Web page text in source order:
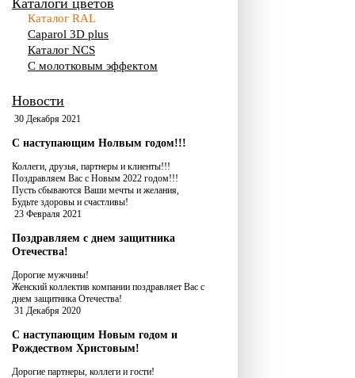
Каталоги цветов
Каталог RAL
Caparol 3D plus
Каталог NCS
С молотковым эффектом
Новости
30 Декабря 2021
С наступающим Нолвым годом!!!
Коллеги, друзья, партнеры и клиенты!!!
Поздравляем Вас с Новым 2022 годом!!!
Пусть сбываются Ваши мечты и желания,
Будьте здоровы и счастливы!
23 Февраля 2021
Поздравляем с днем защитника
Отечества!
Дорогие мужчины!
Женский коллектив компании поздравляет Вас с
днем защитника Отечества!
31 Декабря 2020
С наступающим Новым годом и
Рождеством Христовым!
Дорогие партнеры, коллеги и гости!